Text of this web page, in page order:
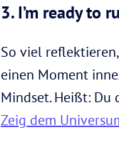
3. I’m ready to
So viel
einen Moment
Mindset. Heißt: Du
Zeig dem